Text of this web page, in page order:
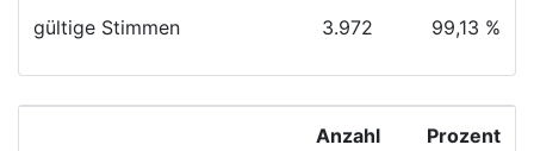
gültige Stimmen 3.972 99,13 %
Anzahl Prozent